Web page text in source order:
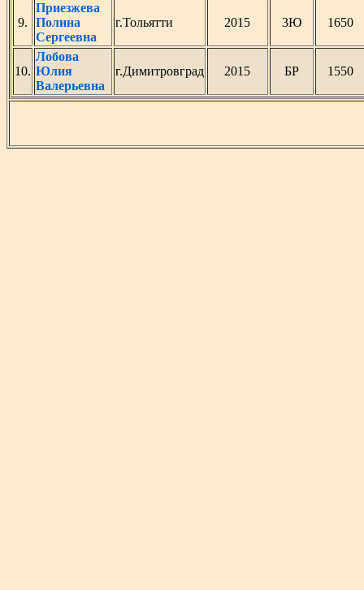
9.
Приезжева
Полина
Сергеевна
г.Тольятти 2015 3Ю 1650
10.
Лобова
Юлия
Валерьевна
г.Димитровград 2015 БР 1550